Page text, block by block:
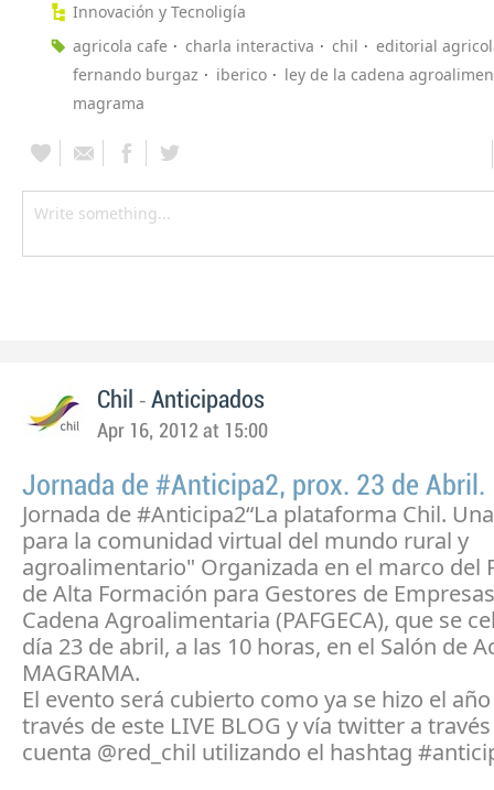
Innovación y Tecnoligía
agricola cafe
charla interactiva chil
editorial
fernando burgaz
iberico
ley de la cadena
magrama
Chil - Anticipados
Apr 16, 2012 at 15:00
Jornada de #Anticipa2, prox. 23 de Abril.
Jornada de #Anticipa2“La plataforma Chil.
para la comunidad virtual del mundo rural y
agroalimentario" Organizada en el marco del
de Alta Formación para Gestores de
Cadena Agroalimentaria (PAFGECA), que se
día 23 de abril, a las 10 horas, en el Salón de
MAGRAMA.
El evento será cubierto como ya se hizo el
través de este LIVE BLOG y vía twitter a
cuenta @red_chil utilizando el hashtag